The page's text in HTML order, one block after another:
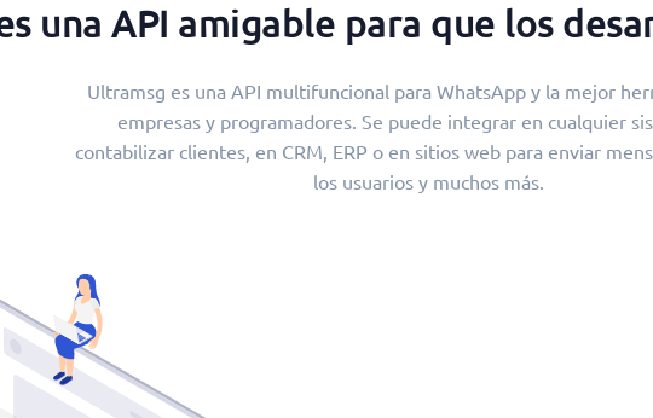
una API amigable para que los
Ultramsg es una API multifuncional para WhatsApp y la mejor
empresas y programadores. Se puede integrar en cualquier
contabilizar clientes, en CRM, ERP o en sitios web para enviar
los usuarios y muchos más.